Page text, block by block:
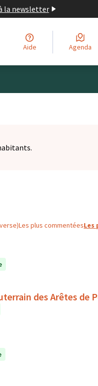
la newsletter
Aide Agenda
Les plus commentéesLes
des Arêtes de